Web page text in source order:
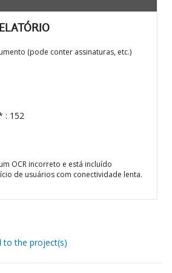
(pode conter assinaturas, etc.)
: 152
OCR incorreto e está incluído
de usuários com conectividade lenta.
to the project(s)